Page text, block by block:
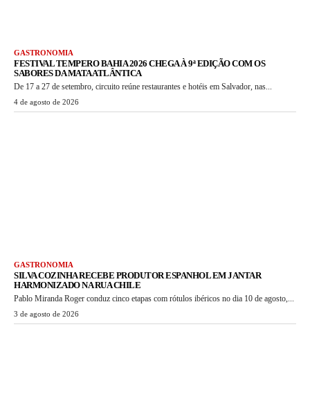
GASTRONOMIA
FESTIVAL TEMPERO BAHIA 2026 CHEGA À 9ª EDIÇÃO COM OS
SABORES DA MATA ATLÂNTICA
De 17 a 27 de setembro, circuito reúne restaurantes e hotéis em Salvador, nas...
4 de agosto de 2026
GASTRONOMIA
SILVA COZINHA RECEBE PRODUTOR ESPANHOL EM JANTAR
HARMONIZADO NA RUA CHILE
Pablo Miranda Roger conduz cinco etapas com rótulos ibéricos no dia 10 de agosto,...
3 de agosto de 2026